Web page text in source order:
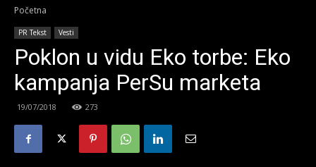
Online
Kikinda
Početna
PR Tekst Vesti
Poklon u vidu Eko torbe: Eko
kampanja PerSu marketa
19/07/2018 273